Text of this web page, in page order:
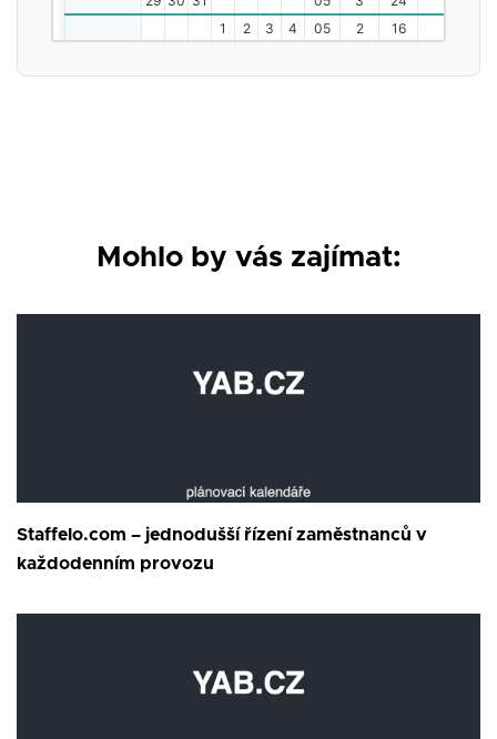
Mohlo by vás zajímat:
Staffelo.com – jednodušší řízení zaměstnanců v
každodenním provozu